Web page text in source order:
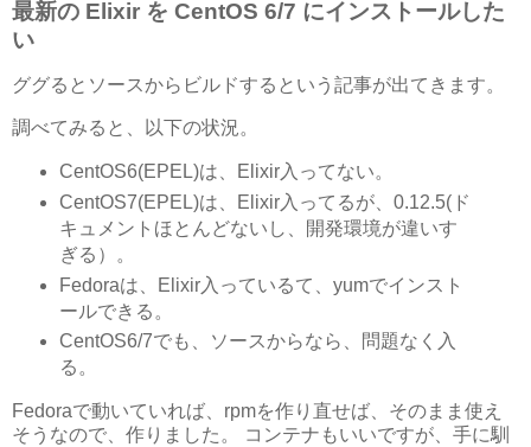
最新の Elixir を CentOS 6/7 にインストールした
い
ググるとソースからビルドするという記事が出てきます。
調べてみると、以下の状況。
CentOS6(EPEL)は、Elixir入ってない。
CentOS7(EPEL)は、Elixir入ってるが、0.12.5(ド
キュメントほとんどないし、開発環境が違いす
ぎる）。
Fedoraは、Elixir入っているて、yumでインスト
ールできる。
CentOS6/7でも、ソースからなら、問題なく入
る。
Fedoraで動いていれば、rpmを作り直せば、そのまま使え
そうなので、作りました。 コンテナもいいですが、手に馴